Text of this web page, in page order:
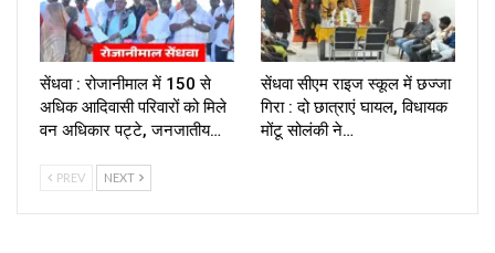
सेंधवा : रोजानीमाल में 150 से
अधिक आदिवासी परिवारों को मिले
वन अधिकार पट्टे, जनजातीय…
सेंधवा सीएम राइज स्कूल में छज्जा
गिरा : दो छात्राएं घायल, विधायक
मोंटू सोलंकी ने…
PREV NEXT